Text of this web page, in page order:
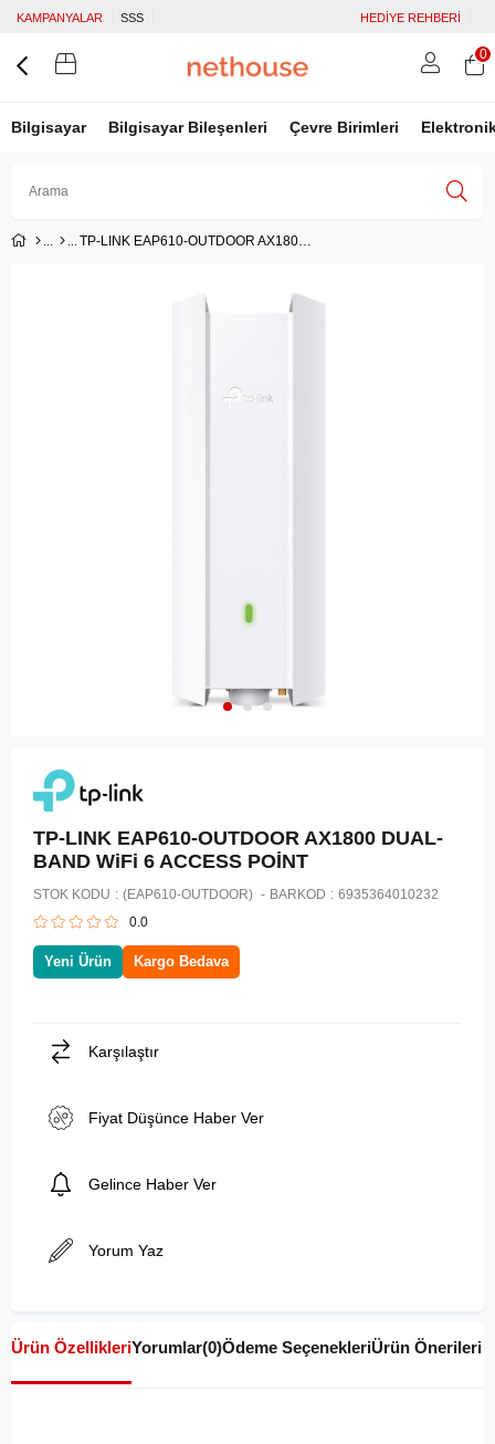
KAMPANYALAR SSS HEDİYE REHBERİ
Bilgisayar Bilgisayar Bileşenleri Çevre Birimleri
Google İle Bağlan
0
TP-LINK EAP610-OUTDOOR AX1800 DUAL-BAND WiFi 6 ACCESS POİNT
TP-LINK EAP610-OUTDOOR AX1800 DUAL-
BAND WiFi 6 ACCESS POİNT
STOK KODU (EAP610-OUTDOOR) BARKOD : 6935364010232
0.0
Yeni Ürün Kargo Bedava
Karşılaştır
Fiyat Düşünce Haber Ver
Gelince Haber Ver
Yorum Yaz
Ürün ÖzellikleriYorumlar(0)Ödeme SeçenekleriÜrün Önerileri